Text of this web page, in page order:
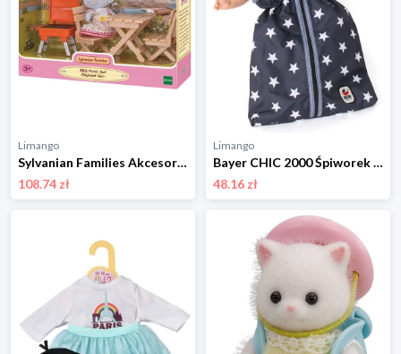
Limango
Sylvanian Families Akcesoria dla lalek - 3+ rozmiar: onesize
108.74 zł
Limango
Bayer CHIC 2000 Śpiworek dla lalki - 3+ rozmiar: onesize
48.16 zł